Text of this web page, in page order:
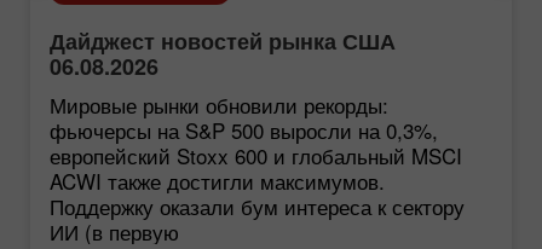
Дайджест новостей рынка США
06.08.2026
Мировые рынки обновили рекорды:
фьючерсы на S&P 500 выросли на 0,3%,
европейский Stoxx 600 и глобальный MSCI
ACWI также достигли максимумов.
Поддержку оказали бум интереса к сектору
ИИ (в первую